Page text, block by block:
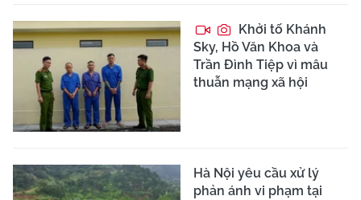
Khởi tố Khánh
Sky, Hồ Văn Khoa và
Trần Đình Tiệp vì mâu
thuẫn mạng xã hội
Hà Nội yêu cầu xử lý
phản ánh vi phạm tại